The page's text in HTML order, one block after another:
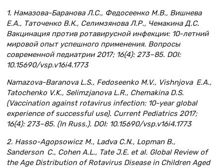
1. Намазова-Баранова Л.С., Федосеенко М.В., Вишнева
Е.А., Таточенко В.К., Селимзянова Л.Р., Чемакина Д.С.
Вакцинация против ротавирусной инфекции: 10-летний
мировой опыт успешного применения. Вопросы
современной педиатрии 2017; 16(4): 273–85. DOI:
10.15690/vsp.v16i4.1773
Namazova-Baranova L.S., Fedoseenko M.V., Vishnjova E.A.,
Tatochenko V.K., Selimzjanova L.R., Chemakina D.S.
(Vaccination against rotavirus infection: 10-year global
experience of successful use). Current Pediatrics 2017;
16(4): 273–85. (In Russ.). DOI: 10.15690/vsp.v16i4.1773
2. Hasso-Agopsowicz M., Ladva C.N., Lopman B.,
Sanderson C., Cohen A.L., Tate J.E. et al. Global Review of
the Age Distribution of Rotavirus Disease in Children Aged